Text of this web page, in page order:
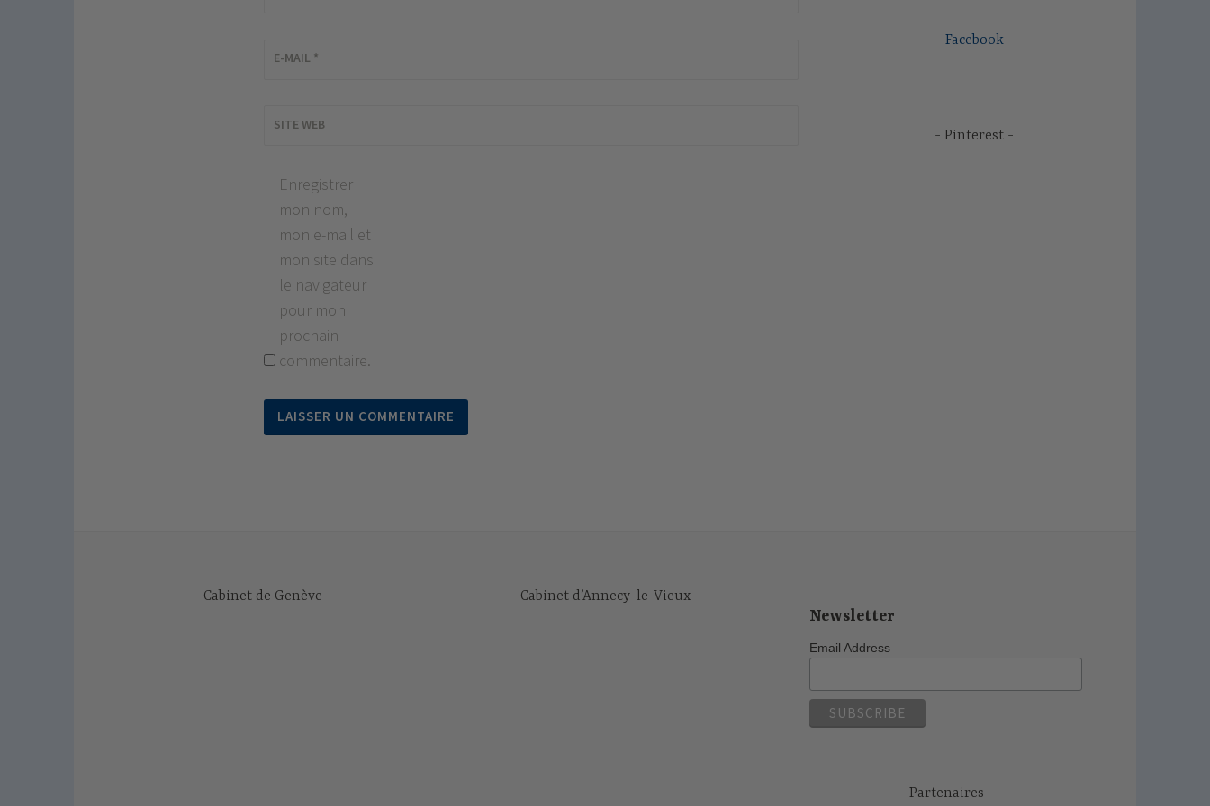
E-MAIL *
SITE WEB
Enregistrer
mon nom,
mon e-mail et
mon site dans
le navigateur
pour mon
prochain
commentaire.
Facebook
Pinterest
Cabinet de Genève Cabinet d’Annecy-le-Vieux
Newsletter
Email Address
Partenaires